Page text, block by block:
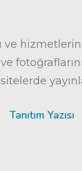
ve
Tanıtım Yazısı